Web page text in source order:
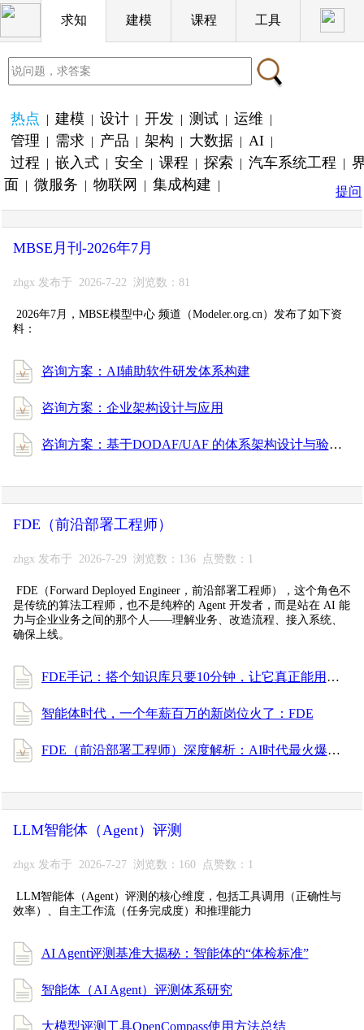
求知 建模 课程 工具
热点 | 建模 | 设计 | 开发 | 测试 | 运维 |
管理 | 需求 | 产品 | 架构 | 大数据 | AI |
过程 | 嵌入式 | 安全 | 课程 | 探索 | 汽车系统工程 |
面
| 微服务 | 物联网 | 集成构建 | 提问
MBSE月刊-2026年7月
zhgx 发布于 2026-7-22 浏览数：81
2026年7月，MBSE模型中心 频道（Modeler.org.cn）发布了如下资
料：
咨询方案：AI辅助软件研发体系构建
咨询方案：企业架构设计与应用
咨询方案：基于DODAF/UAF 的体系架构设计与验证
FDE（前沿部署工程师）
zhgx 发布于 2026-7-29 浏览数：136 点赞数：1
FDE（Forward Deployed Engineer，前沿部署工程师），这个角色不
是传统的算法工程师，也不是纯粹的 Agent 开发者，而是站在 AI 能
力与企业业务之间的那个人——理解业务、改造流程、接入系统、
确保上线。
FDE手记：搭个知识库只要10分钟，让它真正能用却花了一周
智能体时代，一个年薪百万的新岗位火了：FDE
FDE（前沿部署工程师）深度解析：AI时代最火爆的新型技术人才
LLM智能体（Agent）评测
zhgx 发布于 2026-7-27 浏览数：160 点赞数：1
LLM智能体（Agent）评测的核心维度，包括工具调用（正确性与
效率）、自主工作流（任务完成度）和推理能力
AI Agent评测基准大揭秘：智能体的“体检标准”
智能体（AI Agent）评测体系研究
大模型评测工具OpenCompass使用方法总结